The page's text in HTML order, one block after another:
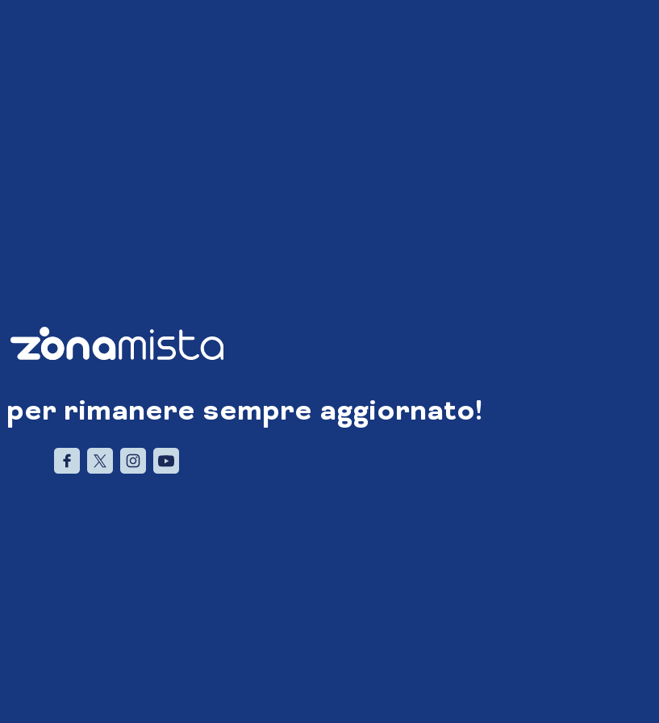
rimanere sempre aggiornato!